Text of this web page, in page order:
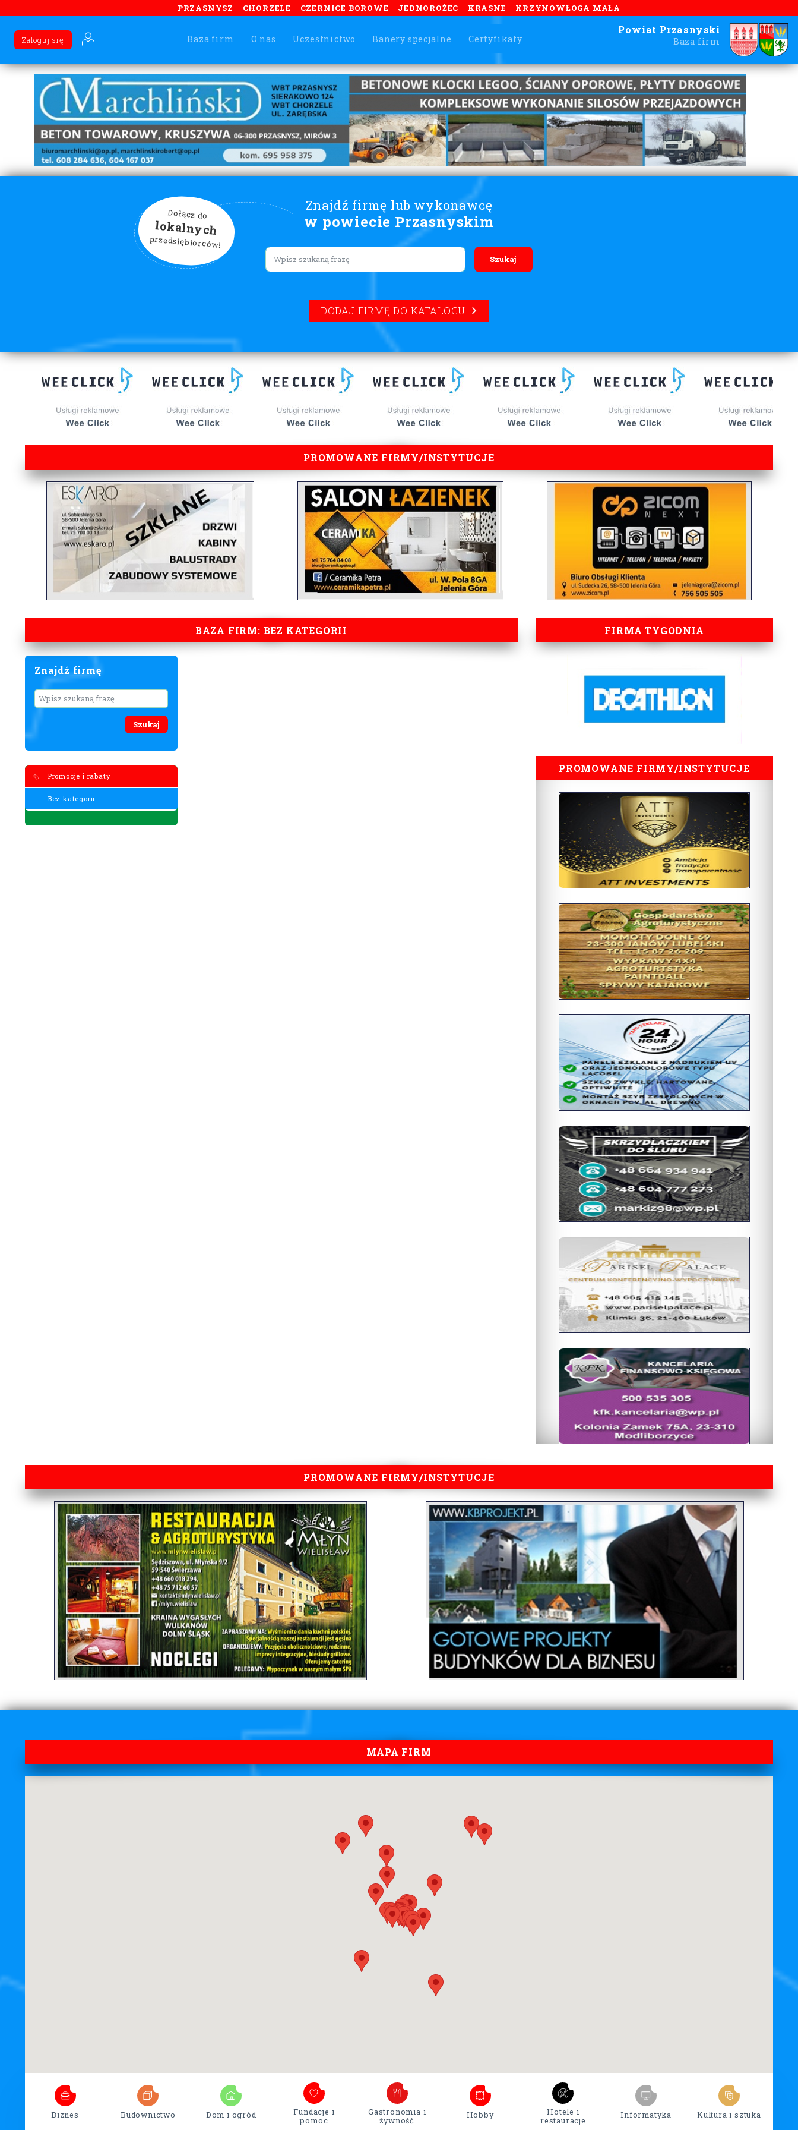
PRZASNYSZ CHORZELE CZERNICE BOROWE JEDNOROŻEC KRASNE KRZYNOWŁOGA MAŁA
Baza firm O nas Uczestnictwo Banery specjalne Certyfikaty
Zaloguj się
Powiat Przasnyski
Baza firm
Znajdź firmę lub wykonawcę
w powiecie Przasnyskim
Dołącz do
lokalnych
przedsiębiorców!
Lorem ipsum
DODAJ FIRMĘ DO KATALOGU
lorem ipsum
PROMOWANE FIRMY/INSTYTUCJE
BAZA FIRM: BEZ KATEGORII
Znajdź firmę
Lorem ipsum
Promocje i rabaty
Bez kategorii
FIRMA TYGODNIA
PROMOWANE FIRMY/INSTYTUCJE
PROMOWANE FIRMY/INSTYTUCJE
MAPA FIRM
Biznes Budownictwo Dom i ogród
Fundacje i
pomoc
Gastronomia i
żywność
Hobby
Hotele i
restauracje
Informatyka Kultura i sztuka